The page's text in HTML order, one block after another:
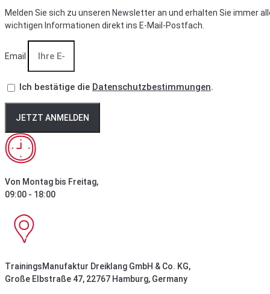
Melden Sie sich zu unseren Newsletter an und erhalten Sie immer
wichtigen Informationen direkt ins E-Mail-Postfach.
Email
Ich bestätige die Datenschutzbestimmungen.
JETZT ANMELDEN
Von Montag bis Freitag,
09:00 - 18:00
TrainingsManufaktur Dreiklang GmbH & Co. KG,
Große Elbstraße 47, 22767 Hamburg, Germany